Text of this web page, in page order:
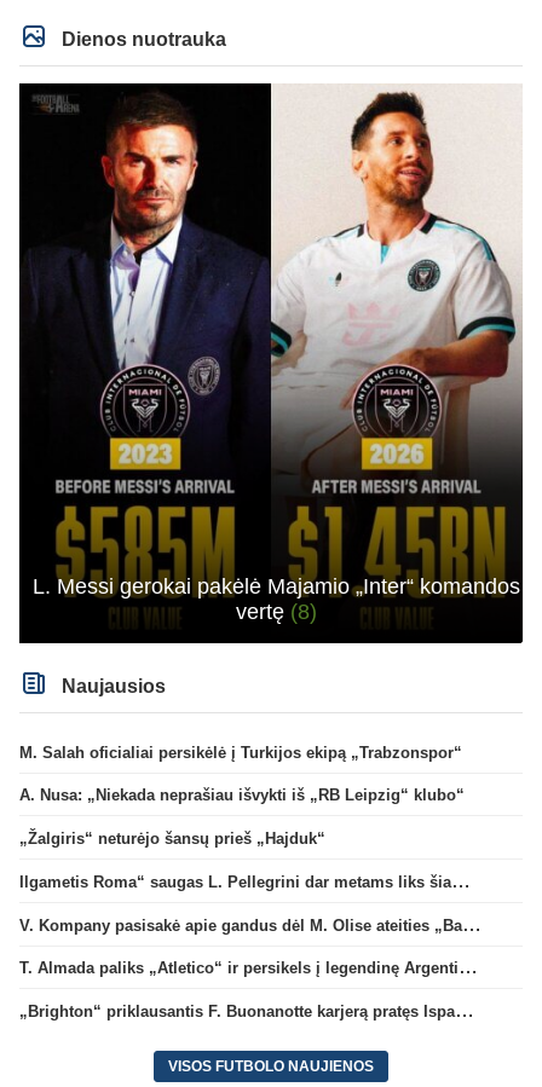
milzinisko klubo vertes suoli siemet. Be to, tie 200 pamineti cia yra visiskai
on-point, jeigu jau musu mylimas D. prasneko apie klubo vertes kelima, arba
CR atveju - numusima.
Dienos nuotrauka
L. Messi gerokai pakėlė Majamio „Inter“ komandos
vertę (8)
Naujausios
M. Salah oficialiai persikėlė į Turkijos ekipą „Trabzonspor“
A. Nusa: „Niekada neprašiau išvykti iš „RB Leipzig“ klubo“
„Žalgiris“ neturėjo šansų prieš „Hajduk“
Ilgametis Roma“ saugas L. Pellegrini dar metams liks šiame klube
V. Kompany pasisakė apie gandus dėl M. Olise ateities „Bayern“ gretose
T. Almada paliks „Atletico“ ir persikels į legendinę Argentinos ekipą
„Brighton“ priklausantis F. Buonanotte karjerą pratęs Ispanijoje
VISOS FUTBOLO NAUJIENOS